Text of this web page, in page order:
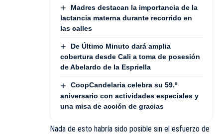
Madres destacan la importancia de la
lactancia materna durante recorrido en
las calles
De Último Minuto dará amplia
cobertura desde Cali a toma de posesión
de Abelardo de la Espriella
CoopCandelaria celebra su 59.º
aniversario con actividades especiales y
una misa de acción de gracias
Nada de esto habría sido posible sin el esfuerzo de